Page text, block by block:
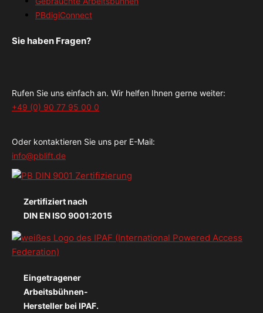
PBdigiConnect
Sie haben Fragen?
Rufen Sie uns einfach an. Wir helfen Ihnen gerne weiter:
+49 (0) 90 77 95 00 0
Oder kontaktieren Sie uns per E-Mail:
info@pblift.de
Zertifiziert nach
DIN EN ISO 9001:2015
Eingetragener
Arbeitsbühnen-
Hersteller bei IPAF.